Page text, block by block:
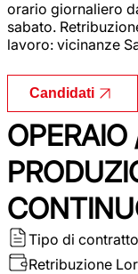
orario giornaliero
sabato.
lavoro: vicinanze
Candidati
OPERAIO
Tipo di contratto
Retribuzione